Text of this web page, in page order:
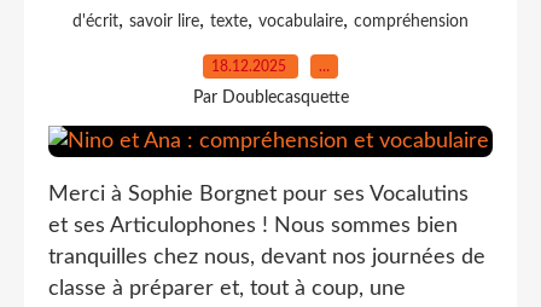
d'écrit, savoir lire, texte, vocabulaire, compréhension
18.12.2025 …
Par Doublecasquette
Merci à Sophie Borgnet pour ses Vocalutins
et ses Articulophones ! Nous sommes bien
tranquilles chez nous, devant nos journées de
classe à préparer et, tout à coup, une